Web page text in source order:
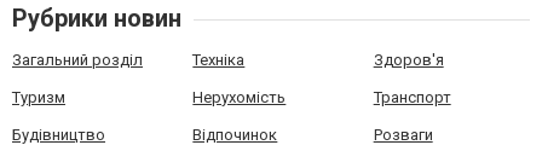
Рубрики новин
Загальний розділ Техніка Здоров'я
Туризм Нерухомість Транспорт
Будівництво Відпочинок Розваги